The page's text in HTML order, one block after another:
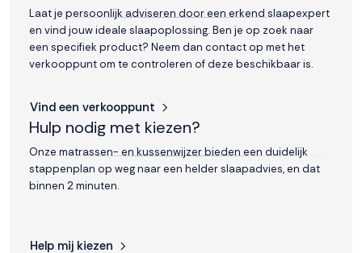
Laat je persoonlijk adviseren door een erkend slaapexpert
en vind jouw ideale slaapoplossing. Ben je op zoek naar
een specifiek product? Neem dan contact op met het
verkooppunt om te controleren of deze beschikbaar is.
Vind een verkooppunt
Hulp nodig met kiezen?
Onze matrassen- en kussenwijzer bieden een duidelijk
stappenplan op weg naar een helder slaapadvies, en dat
binnen 2 minuten.
Help mij kiezen